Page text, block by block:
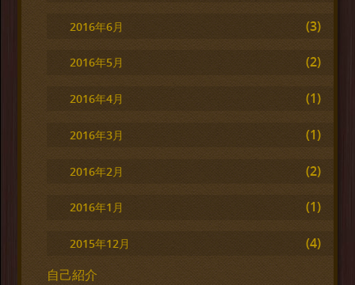
2016年6月 (3)
2016年5月 (2)
2016年4月 (1)
2016年3月 (1)
2016年2月 (2)
2016年1月 (1)
2015年12月
(4)
自己紹介